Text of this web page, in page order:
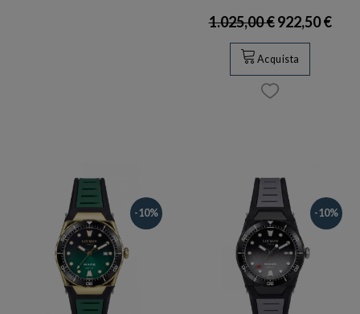
1.025,00 €922,50 €
Acquista
-10% -10%